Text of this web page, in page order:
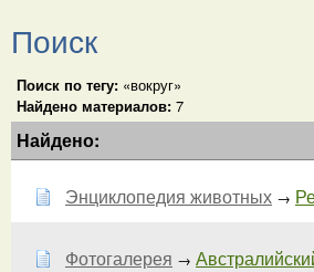
Поиск
Поиск по тегу: «вокруг»
Найдено материалов: 7
Найдено:
Энциклопедия животных →
Фотогалерея →